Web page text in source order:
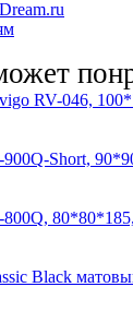
RV-046,
900Q-Short,
800Q,
Black